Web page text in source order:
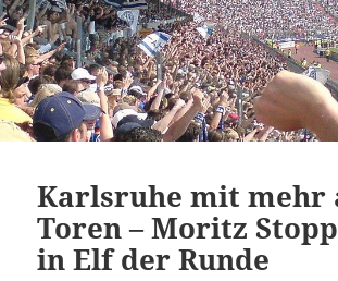
Karlsruhe mit mehr
Toren – Moritz
in Elf der Runde